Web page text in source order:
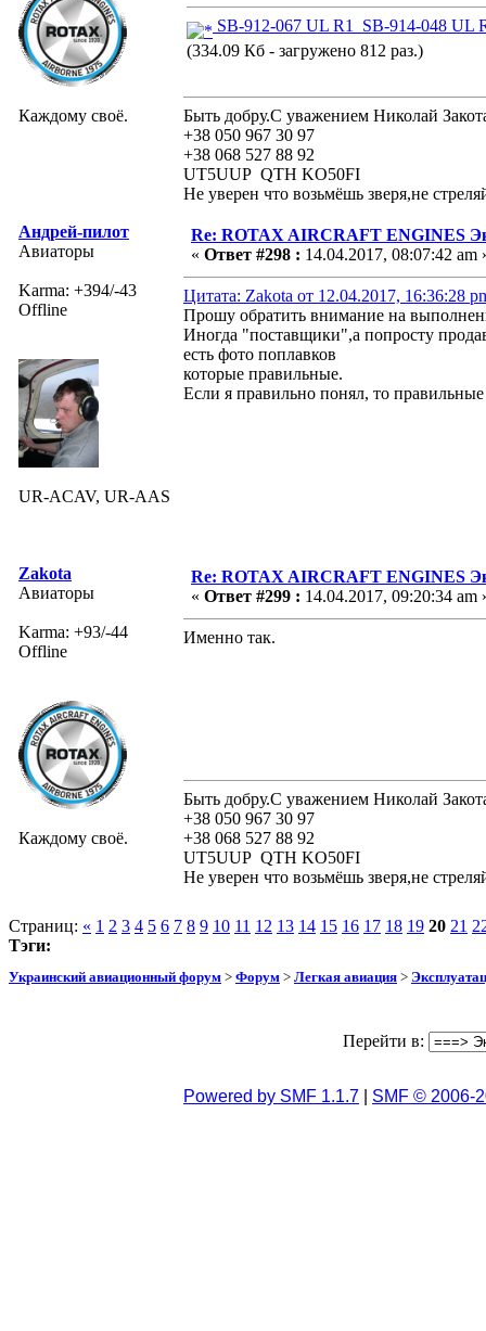
Каждому своё.
SB-912-067 UL R1_SB-914-048 UL
(334.09 Кб - загружено 812 раз.)
Быть добру.С уважением Николай
+38 050 967 30 97
+38 068 527 88 92
UT5UUP QTH KO50FI
Не уверен что возьмёшь зверя,не
Андрей-пилот
Авиаторы
Karma: +394/-43
Offline
UR-ACAV, UR-AAS
Re: ROTAX AIRCRAFT ENGINES
« Ответ #298 : 14.04.2017, 08:07:42 am
Цитата: Zakota от 12.04.2017, 16:36:28
Прошу обратить внимание на
Иногда "поставщики",а попросту
есть фото поплавков
которые правильные.
Если я правильно понял, то
Zakota
Авиаторы
Karma: +93/-44
Offline
Каждому своё.
Re: ROTAX AIRCRAFT ENGINES
« Ответ #299 : 14.04.2017, 09:20:34 am
Именно так.
Быть добру.С уважением Николай
+38 050 967 30 97
+38 068 527 88 92
UT5UUP QTH KO50FI
Не уверен что возьмёшь зверя,не
Страниц: « 1 2 3 4 5 6 7 8 9 10 11 12 13 14 15 16 17 18 19 20 21
Тэги:
Украинский авиационный форум > Форум > Легкая авиация >
Перейти в:
Powered by SMF 1.1.7 SMF © 2006-